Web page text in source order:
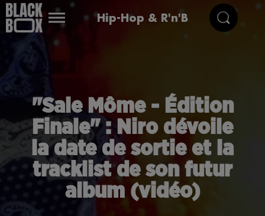
Hip-Hop & R'n'B
"Sale Môme - Édition
Finale" : Niro dévoile
la date de sortie et la
tracklist de son futur
album (vidéo)